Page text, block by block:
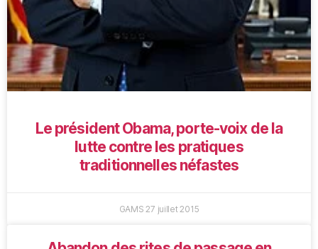
Le président Obama, porte-voix de la
lutte contre les pratiques
traditionnelles néfastes
GAMS27 juillet 2015